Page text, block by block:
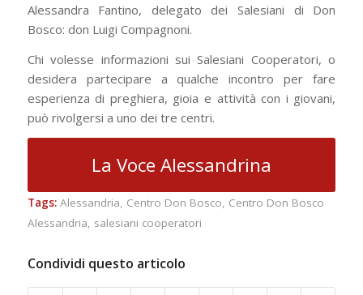
Alessandra Fantino, delegato dei Salesiani di Don
Bosco: don Luigi Compagnoni.
Chi volesse informazioni sui Salesiani Cooperatori, o
desidera partecipare a qualche incontro per fare
esperienza di preghiera, gioia e attività con i giovani,
può rivolgersi a uno dei tre centri.
La Voce Alessandrina
Tags: Alessandria, Centro Don Bosco, Centro Don Bosco
Alessandria, salesiani cooperatori
Condividi questo articolo